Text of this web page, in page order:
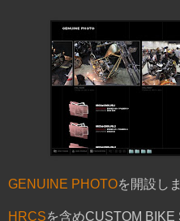
GENUINE PHOTOを開設し
HRCSを含めCUSTOM